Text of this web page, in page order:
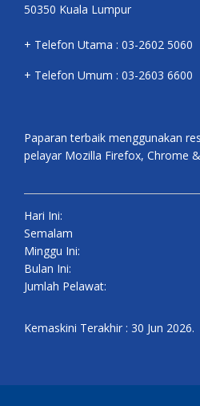
50350 Kuala Lumpur
+ Telefon Utama : 03-2602 5060
+ Telefon Umum : 03-2603 6600
Paparan terbaik menggunakan
pelayar Mozilla Firefox, Chrome
Hari Ini:
Semalam
Minggu Ini:
Bulan Ini:
Jumlah Pelawat:
Kemaskini Terakhir : 30 Jun 2026.